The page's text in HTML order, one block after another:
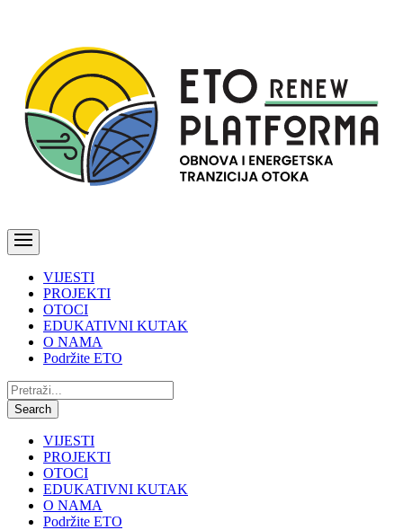
VIJESTI
PROJEKTI
OTOCI
EDUKATIVNI KUTAK
O NAMA
Podržite ETO
Pretraži:
Search
VIJESTI
PROJEKTI
OTOCI
EDUKATIVNI KUTAK
O NAMA
Podržite ETO